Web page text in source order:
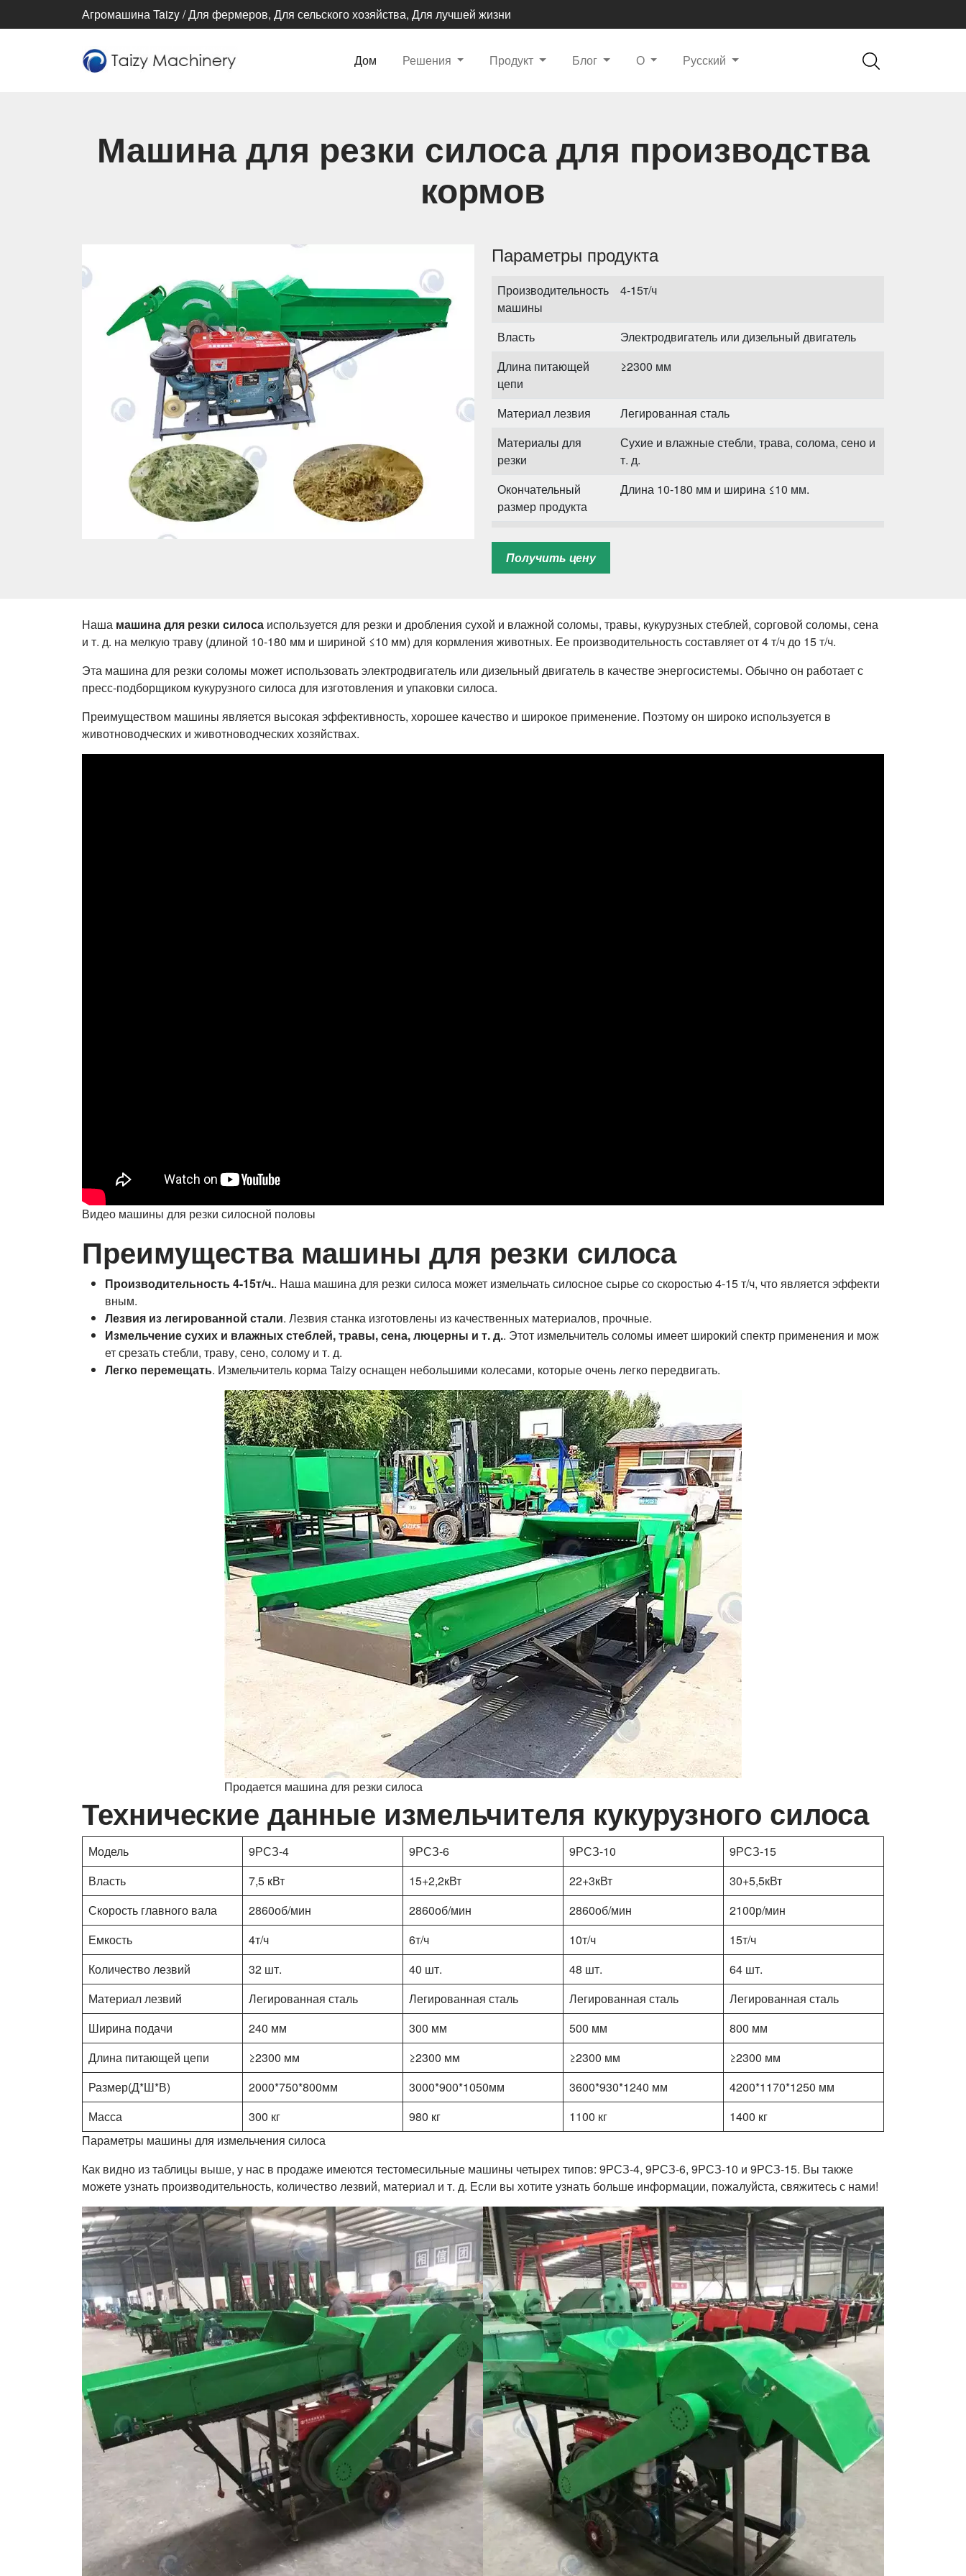
Агромашина Taizy / Для фермеров, Для сельского хозяйства, Для лучшей жизни
Дом Решения Продукт Блог О Русский
Машина для резки силоса для производства
кормов
Параметры продукта
Производительность
машины
4-15т/ч
Власть
Электродвигатель или дизельный двигатель
Длина питающей
цепи
≥2300 мм
Материал лезвия
Легированная сталь
Материалы для
резки
Сухие и влажные стебли, трава, солома, сено и
т. д.
Окончательный
размер продукта
Длина 10-180 мм и ширина ≤10 мм.
оборудование
Получить цену
Наша машина для резки силоса используется для резки и дробления сухой и влажной соломы, травы, кукурузных стеблей, сорговой соломы, сена
и т. д. на мелкую траву (длиной 10-180 мм и шириной ≤10 мм) для кормления животных. Ее производительность составляет от 4 т/ч до 15 т/ч.
Эта машина для резки соломы может использовать электродвигатель или дизельный двигатель в качестве энергосистемы. Обычно он работает с
пресс-подборщиком кукурузного силоса для изготовления и упаковки силоса.
Преимуществом машины является высокая эффективность, хорошее качество и широкое применение. Поэтому он широко используется в
животноводческих и животноводческих хозяйствах.
Видео машины для резки силосной половы
Преимущества машины для резки силоса
Производительность 4-15т/ч.. Наша машина для резки силоса может измельчать силосное сырье со скоростью 4-15 т/ч, что является эффекти
вным.
Лезвия из легированной стали. Лезвия станка изготовлены из качественных материалов, прочные.
Измельчение сухих и влажных стеблей, травы, сена, люцерны и т. д.. Этот измельчитель соломы имеет широкий спектр применения и мож
ет срезать стебли, траву, сено, солому и т. д.
Легко перемещать. Измельчитель корма Taizy оснащен небольшими колесами, которые очень легко передвигать.
Продается машина для резки силоса
Технические данные измельчителя кукурузного силоса
Модель 9РСЗ-4 9РСЗ-6 9РСЗ-10
9РСЗ-15
Власть
7,5 кВт 15+2,2кВт 22+3кВт
30+5,5кВт
Скорость главного вала
2860об/мин 2860об/мин 2860об/мин
2100р/мин
Емкость
4т/ч 6т/ч 10т/ч
15т/ч
Количество лезвий
32 шт. 40 шт. 48 шт.
64 шт.
Материал лезвий
Легированная сталь Легированная сталь Легированная сталь
Легированная сталь
Ширина подачи
240 мм 300 мм 500 мм
800 мм
Длина питающей цепи
≥2300 мм ≥2300 мм ≥2300 мм
≥2300 мм
Размер(Д*Ш*В)
2000*750*800мм 3000*900*1050мм 3600*930*1240 мм
4200*1170*1250 мм
Масса
300 кг 980 кг 1100 кг
1400 кг
Параметры машины для измельчения силоса
Как видно из таблицы выше, у нас в продаже имеются тестомесильные машины четырех типов: 9РСЗ-4, 9РСЗ-6, 9РСЗ-10 и 9РСЗ-15. Вы также
можете узнать производительность, количество лезвий, материал и т. д. Если вы хотите узнать больше информации, пожалуйста, свяжитесь с нами!